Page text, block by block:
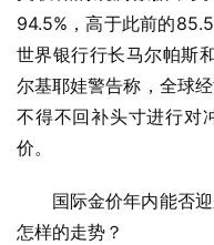
94.5%，高于此前的
世界银行行长马尔帕斯
尔基耶娃警告称，全球
不得不回补头寸进行对
价。
国际金价年内能否
怎样的走势？